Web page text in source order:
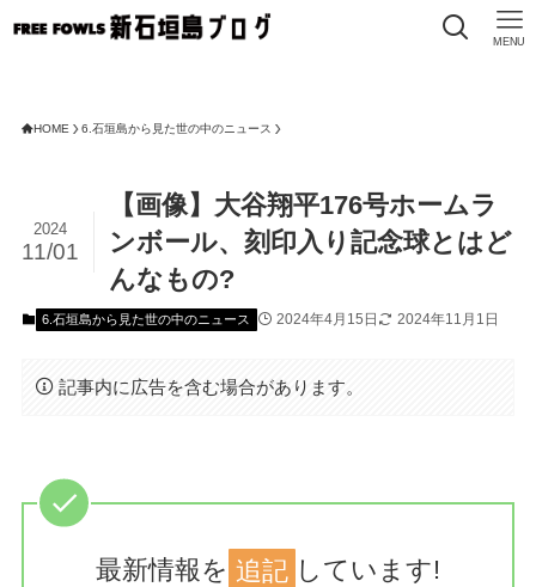
MENU
HOME 6.石垣島から見た世の中のニュース
【画像】大谷翔平176号ホームラ
ンボール、刻印入り記念球とはど
んなもの?
2024
11/01
6.石垣島から見た世の中のニュース 2024年4月15日 2024年11月1日
記事内に広告を含む場合があります。
最新情報を 追記 しています!